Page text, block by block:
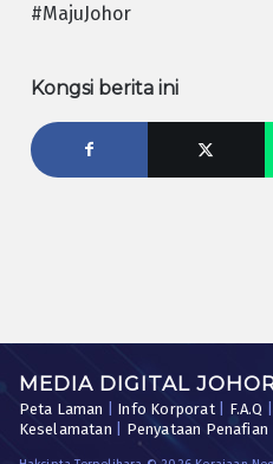
#MajuJohor
Kongsi berita ini
MEDIA DIGITAL
Peta Laman Info Korporat| F.A.Q
Keselamatan
Penyataan Penafian